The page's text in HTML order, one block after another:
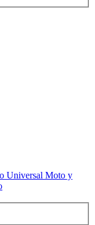
Universal Moto y